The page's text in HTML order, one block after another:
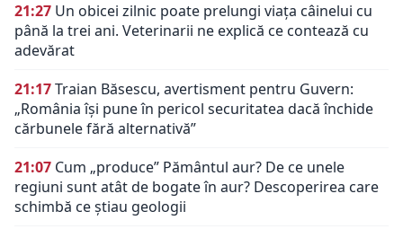
21:27 Un obicei zilnic poate prelungi viața câinelui cu
până la trei ani. Veterinarii ne explică ce contează cu
adevărat
21:17Traian Băsescu, avertisment pentru Guvern:
„România își pune în pericol securitatea dacă închide
cărbunele fără alternativă”
21:07 Cum „produce” Pământul aur? De ce unele
regiuni sunt atât de bogate în aur? Descoperirea care
schimbă ce știau geologii